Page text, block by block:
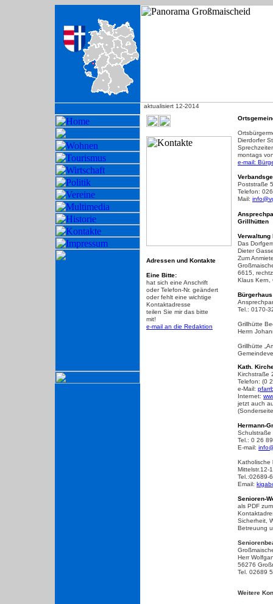
aktualisiert 12-2014
Adressen und Kontakte
Eine Bitte:
hat sich eine Anschrift
oder Telefon-Nr. geändert
oder fehlt eine wichtige
Kontaktadresse
teilen Sie mir das bitte
mit!
e-mail an die Redaktion
Dierdorfer
montags
e-mail:
Poststraße
Telefon:
Mail:
Ansprech
Grillhütten
Verwaltung
Das
Dieter
Zum
6615,
Klaus Kern,
Tel.: 0170-
Grillhütte
Herrn
Grillhütte
Kath.
Kirchstraße
Telefon: (0
e-Mail:
Internet:
jetzt auch
Hermann-
Schulstraße
Tel.: 0 26
E-mail:
Katholische
Mittelstr.12-
Tel.:02689-
Email:
Senioren-
als PDF
Sicherheit,
Betreuung
Herr
56276
Tel. 02689
Weitere